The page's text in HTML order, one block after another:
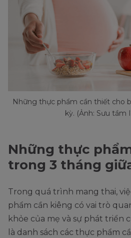
Những thực phẩm cần thiết cho
kỳ. (Ảnh: Sưu tầm
Những thực
trong 3 tháng
Trong quá trình mang thai,
phẩm cần kiêng có vai trò
khỏe của mẹ và sự phát triển
là danh sách các thực phẩm